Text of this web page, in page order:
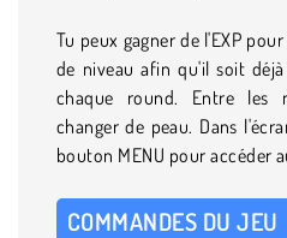
Tu peux gagner de l'EXP
de niveau afin qu'il soit
chaque round. Entre les
changer de peau. Dans
bouton MENU pour accéder
COMMANDES DU JEU